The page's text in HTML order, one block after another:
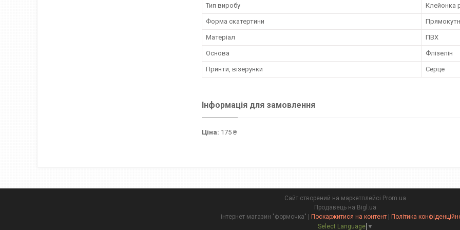
Тип виробу Клейонка
Форма скатертини
Матеріал ПВХ
Основа Флізелін
Принти, візерунки Серце
Інформація для замовлення
Ціна: 175 ₴
Сайт створений на маркетплейсі Prom.ua
Продавець на Bigl.ua
Поскаржитися на контент
Політика
Select Language ▼